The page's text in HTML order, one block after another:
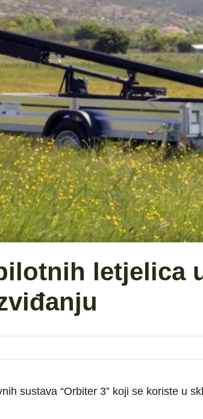
letjelica
sustava “Orbiter 3” koji se koriste u